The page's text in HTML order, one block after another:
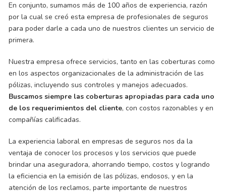
En conjunto, sumamos más de 100 años de experiencia, razón
por la cual se creó esta empresa de profesionales de seguros
para poder darle a cada uno de nuestros clientes un servicio de
primera.
Nuestra empresa ofrece servicios, tanto en las coberturas como
en los aspectos organizacionales de la administración de las
pólizas, incluyendo sus controles y manejos adecuados.
Buscamos siempre las coberturas apropiadas para cada uno
de los requerimientos del cliente, con costos razonables y en
compañías calificadas.
La experiencia laboral en empresas de seguros nos da la
ventaja de conocer los procesos y los servicios que puede
brindar una aseguradora, ahorrando tiempo, costos y logrando
la eficiencia en la emisión de las pólizas, endosos, y en la
atención de los reclamos, parte importante de nuestros